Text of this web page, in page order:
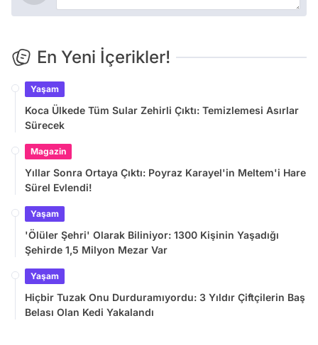
En Yeni İçerikler!
Yaşam
Koca Ülkede Tüm Sular Zehirli Çıktı: Temizlemesi Asırlar
Sürecek
Magazin
Yıllar Sonra Ortaya Çıktı: Poyraz Karayel'in Meltem'i Hare
Sürel Evlendi!
Yaşam
'Ölüler Şehri' Olarak Biliniyor: 1300 Kişinin Yaşadığı
Şehirde 1,5 Milyon Mezar Var
Yaşam
Hiçbir Tuzak Onu Durduramıyordu: 3 Yıldır Çiftçilerin Baş
Belası Olan Kedi Yakalandı